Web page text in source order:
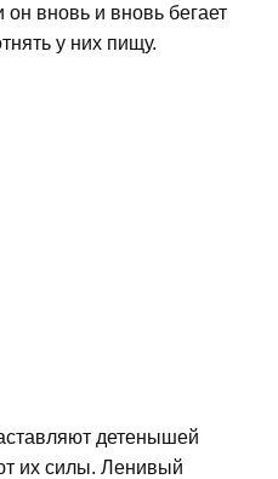
вновь и вновь бегает
у них пищу.
детенышей
их силы. Ленивый